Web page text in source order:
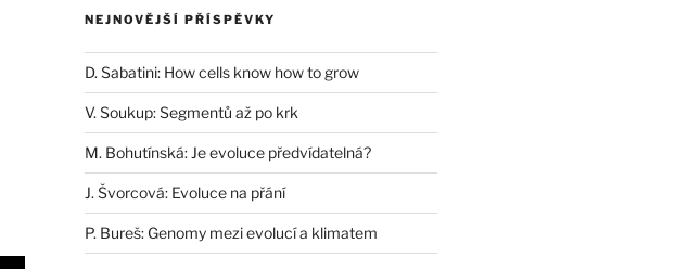
NEJNOVĚJŠÍ PŘÍSPĚVKY
D. Sabatini: How cells know how to grow
V. Soukup: Segmentů až po krk
M. Bohutínská: Je evoluce předvídatelná?
J. Švorcová: Evoluce na přání
P. Bureš: Genomy mezi evolucí a klimatem